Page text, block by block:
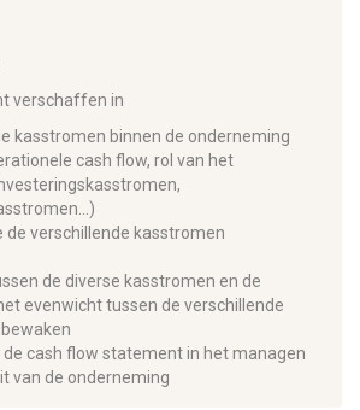
verschaffen in
kasstromen binnen de onderneming
cash flow, rol van het
de verschillende kasstromen
de diverse kasstromen en de
evenwicht tussen de verschillende
de cash flow statement in het managen
van de onderneming